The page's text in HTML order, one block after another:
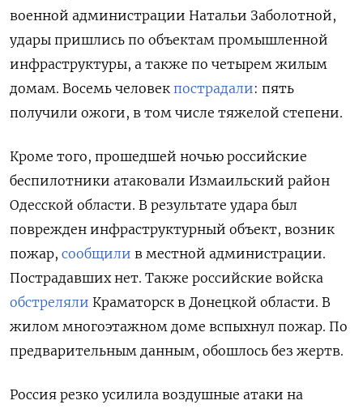
военной администрации Натальи Заболотной,
удары пришлись по объектам промышленной
инфраструктуры, а также по четырем жилым
домам. Восемь человек пострадали: пять
получили ожоги, в том числе тяжелой степени.
Кроме того, прошедшей ночью российские
беспилотники атаковали Измаильский район
Одесской области. В результате удара был
поврежден инфраструктурный объект, возник
пожар, сообщили в местной администрации.
Пострадавших нет. Также российские войска
обстреляли Краматорск в Донецкой области. В
жилом многоэтажном доме вспыхнул пожар. По
предварительным данным, обошлось без жертв.
Россия резко усилила воздушные атаки на